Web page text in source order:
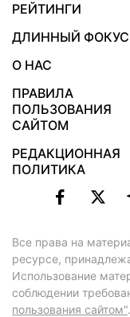
РЕЙТИНГИ
ДЛИННЫЙ ФОКУС
О НАС
ПРАВИЛА
ПОЛЬЗОВАНИЯ
САЙТОМ
РЕДАКЦИОННАЯ
ПОЛИТИКА
Все права на
ресурсе,
Использование
соблюдении
пользования сайтом"